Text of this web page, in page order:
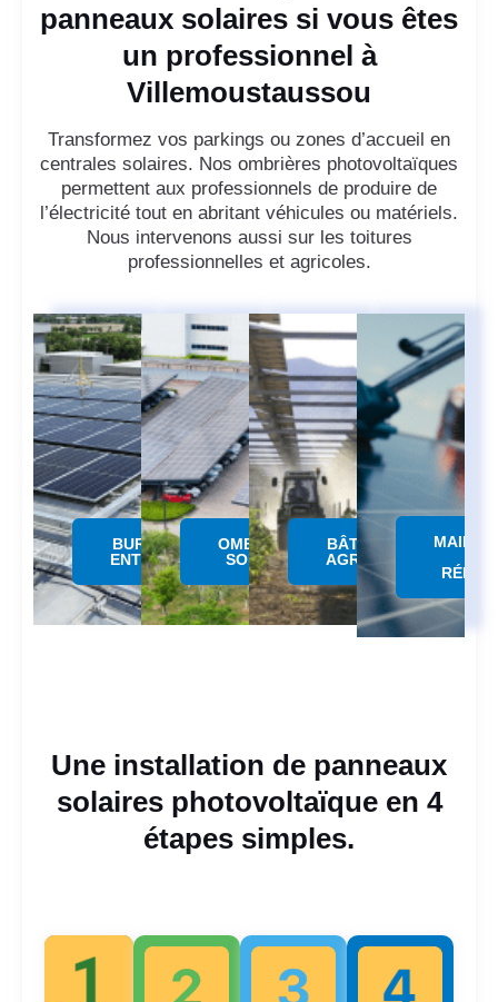
panneaux solaires si vous êtes
un professionnel à
Villemoustaussou
Transformez vos parkings ou zones d’accueil en
centrales solaires. Nos ombrières photovoltaïques
permettent aux professionnels de produire de
l’électricité tout en abritant véhicules ou matériels.
Nous intervenons aussi sur les toitures
professionnelles et agricoles.
BUREAUX &
ENTREPÔTS
OMBRIERE
SOLAIRE
BÂTIMENTS
AGRICOLES
Une installation de panneaux
solaires photovoltaïque en 4
étapes simples.